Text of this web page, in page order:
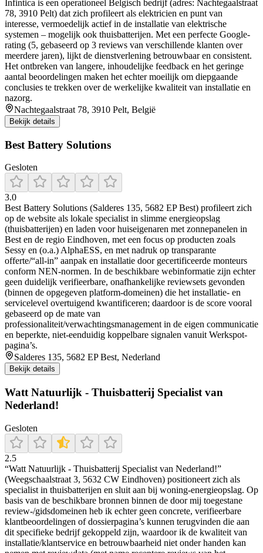
Infintica is een operationeel Belgisch bedrijf (adres: Nachtegaalstraat
78, 3910 Pelt) dat zich profileert als elektricien en punt van
interesse, vermoedelijk actief in de installatie van elektrische
systemen – mogelijk ook thuisbatterijen. Met een perfecte Google-
rating (5, gebaseerd op 3 reviews van verschillende klanten over
meerdere jaren), lijkt de dienstverlening betrouwbaar en consistent.
Het ontbreken van langere, inhoudelijke feedback en het geringe
aantal beoordelingen maken het echter moeilijk om diepgaande
conclusies te trekken over de werkelijke kwaliteit van installatie en
nazorg.
Nachtegaalstraat 78, 3910 Pelt, België
Bekijk details
Best Battery Solutions
Gesloten
3.0
Best Battery Solutions (Salderes 135, 5682 EP Best) profileert zich
op de website als lokale specialist in slimme energieopslag
(thuisbatterijen) en laden voor huiseigenaren met zonnepanelen in
Best en de regio Eindhoven, met een focus op producten zoals
Sessy en (o.a.) AlphaESS, en met nadruk op transparante
offerte/“all-in” aanpak en installatie door gecertificeerde monteurs
conform NEN-normen. In de beschikbare webinformatie zijn echter
geen duidelijk verifieerbare, onafhankelijke reviewsets gevonden
(binnen de opgegeven platform-domeinen) die het installatie- en
servicelevel overtuigend kwantificeren; daardoor is de score vooral
gebaseerd op de mate van
professionaliteit/verwachtingsmanagement in de eigen communicatie
en beperkte, niet-eenduidig koppelbare signalen vanuit Werkspot-
pagina’s.
Salderes 135, 5682 EP Best, Nederland
Bekijk details
Watt Natuurlijk - Thuisbatterij Specialist van
Nederland!
Gesloten
2.5
“Watt Natuurlijk - Thuisbatterij Specialist van Nederland!”
(Weegschaalstraat 3, 5632 CW Eindhoven) positioneert zich als
specialist in thuisbatterijen en sluit aan bij woning-energieopslag. Op
basis van de beschikbare bronnen binnen de door mij toegestane
review-/gidsdomeinen heb ik echter geen concrete, verifieerbare
klantbeoordelingen of dossierpagina’s kunnen terugvinden die aan
dit specifieke bedrijf gekoppeld zijn, waardoor ik de kwaliteit van
installatie/klantservice en betrouwbaarheid niet onder handen kan